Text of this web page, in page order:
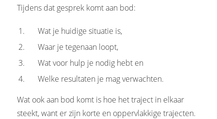
Tijdens dat gesprek komt aan bod:
Wat je huidige situatie is,
Waar je tegenaan loopt,
Wat voor hulp je nodig hebt en
Welke resultaten je mag verwachten.
Wat ook aan bod komt is hoe het traject in elkaar
steekt, want er zijn korte en oppervlakkige trajecten.